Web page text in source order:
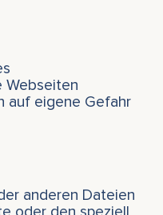
Webseiten
auf eigene Gefahr
anderen Dateien